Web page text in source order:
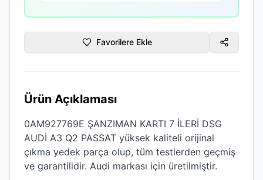
Favorilere Ekle
Ürün Açıklaması
0AM927769E ŞANZIMAN KARTI 7 İLERİ DSG
AUDİ A3 Q2 PASSAT yüksek kaliteli orijinal
çıkma yedek parça olup, tüm testlerden geçmiş
ve garantilidir. Audi markası için üretilmiştir.